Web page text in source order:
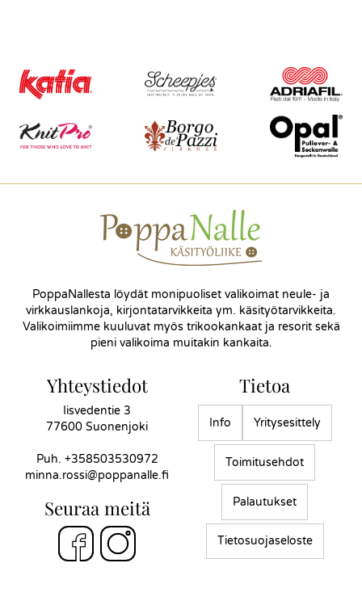
PoppaNallesta löydät monipuoliset valikoimat neule- ja
virkkauslankoja, kirjontatarvikkeita ym. käsityötarvikkeita.
Valikoimiimme kuuluvat myös trikookankaat ja resorit sekä
pieni valikoima muitakin kankaita.
Yhteystiedot
Iisvedentie 3
77600 Suonenjoki
Puh. +358503530972
minna.rossi@poppanalle.fi
Seuraa meitä
Tietoa
Info Yritysesittely
Toimitusehdot
Palautukset
Tietosuojaseloste